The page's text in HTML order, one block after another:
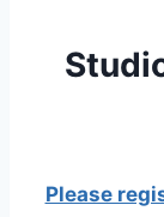
Please